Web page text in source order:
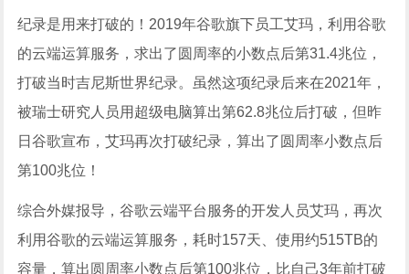
纪录是用来打破的！2019年谷歌旗下员工艾玛，利用谷歌
的云端运算服务，求出了圆周率的小数点后第31.4兆位，
打破当时吉尼斯世界纪录。虽然这项纪录后来在2021年，
被瑞士研究人员用超级电脑算出第62.8兆位后打破，但昨
日谷歌宣布，艾玛再次打破纪录，算出了圆周率小数点后
第100兆位！
综合外媒报导，谷歌云端平台服务的开发人员艾玛，再次
利用谷歌的云端运算服务，耗时157天、使用约515TB的
容量，算出圆周率小数点后第100兆位，比自己3年前打破